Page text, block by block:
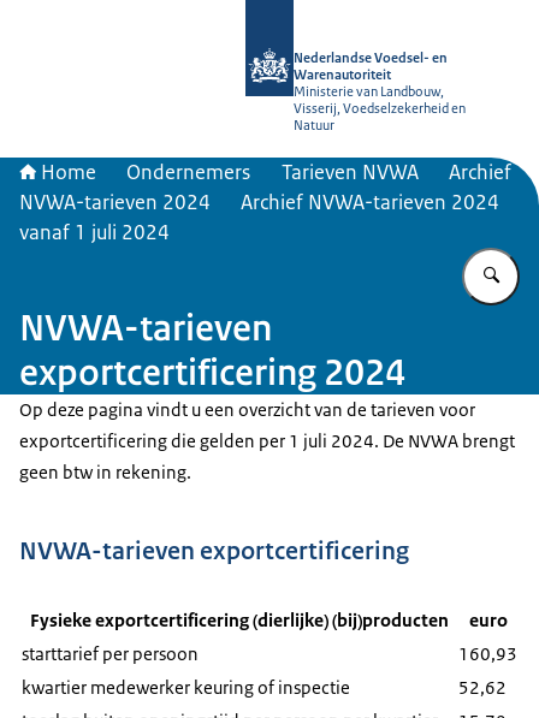
Nederlandse Voedsel- en
Warenautoriteit
Ministerie van Landbouw,
Visserij, Voedselzekerheid en
Natuur
Home Ondernemers Tarieven NVWA
Archief
NVWA-tarieven 2024
Archief NVWA-tarieven 2024
vanaf 1 juli 2024
NVWA-tarieven
exportcertificering 2024
Op deze pagina vindt u een overzicht van de tarieven voor
exportcertificering die gelden per 1 juli 2024. De NVWA brengt
geen btw in rekening.
NVWA-tarieven exportcertificering
Fysieke exportcertificering (dierlijke) (bij)producten
euro
starttarief per persoon
160,93
kwartier medewerker keuring of inspectie
52,62